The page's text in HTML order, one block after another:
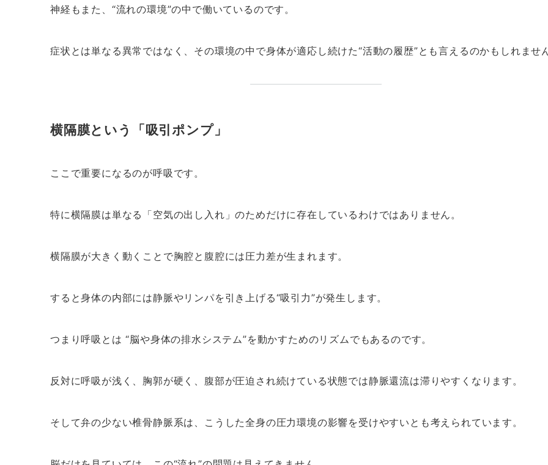
神経もまた、“流れの環境”の中で働いているのです。
症状とは単なる異常ではなく、その環境の中で身体が適応し続けた“活動の履歴”とも言えるのかもしれませ
横隔膜という「吸引ポンプ」
ここで重要になるのが呼吸です。
特に横隔膜は単なる「空気の出し入れ」のためだけに存在しているわけではありません。
横隔膜が大きく動くことで胸腔と腹腔には圧力差が生まれます。
すると身体の内部には静脈やリンパを引き上げる“吸引力”が発生します。
つまり呼吸とは “脳や身体の排水システム”を動かすためのリズムでもあるのです。
反対に呼吸が浅く、胸郭が硬く、腹部が圧迫され続けている状態では静脈還流は滞りやすくなります。
そして弁の少ない椎骨静脈系は、こうした全身の圧力環境の影響を受けやすいとも考えられています。